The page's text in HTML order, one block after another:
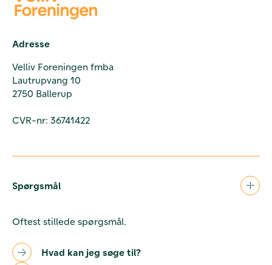
Adresse
Velliv Foreningen fmba
Lautrupvang 10
2750 Ballerup
CVR-nr: 36741422
Spørgsmål
Oftest stillede spørgsmål.
Hvad kan jeg søge til?